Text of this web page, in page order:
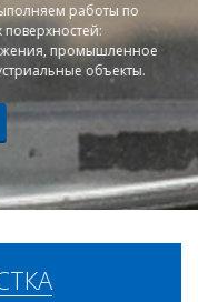
работы по
промышленное
объекты.